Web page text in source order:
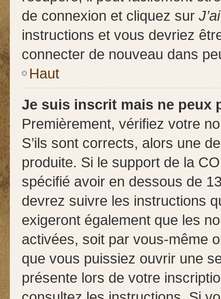
de connexion et cliquez sur
instructions et vous devriez
connecter de nouveau dans
Haut
Je suis inscrit mais ne peux
Premièrement, vérifiez votre
S’ils sont corrects, alors une
produite. Si le support de la
spécifié avoir en dessous de
devrez suivre les instructions
exigeront également que les
activées, soit par vous-même
que vous puissiez ouvrir une
présente lors de votre